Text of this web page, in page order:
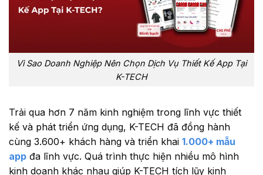
Vì Sao Doanh Nghiệp Nên Chọn Dịch Vụ Thiết Kế App Tại
K-TECH
Trải qua hơn 7 năm kinh nghiệm trong lĩnh vực thiết
kế và phát triển ứng dụng, K-TECH đã đồng hành
cùng 3.600+ khách hàng và triển khai 1.000+ mẫu
app đa lĩnh vực. Quá trình thực hiện nhiều mô hình
kinh doanh khác nhau giúp K-TECH tích lũy kinh